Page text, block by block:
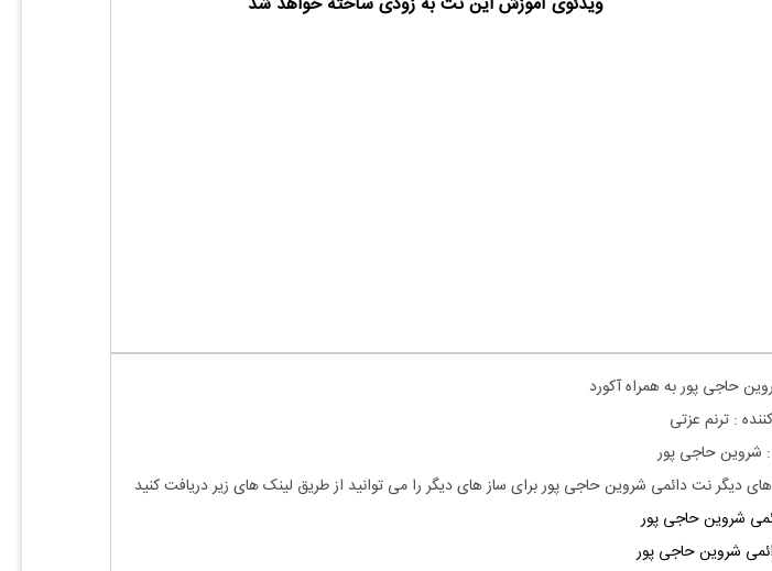
حاجی پور به همراه آکورد
: ترنم عزتی
: شروین حاجی پور
دیگر نتدائمی شروین حاجی پوربرای ساز های دیگر را می توانید از طریق لینک های زیر دریافت کنید
شروین حاجی پور
شروین حاجی پور